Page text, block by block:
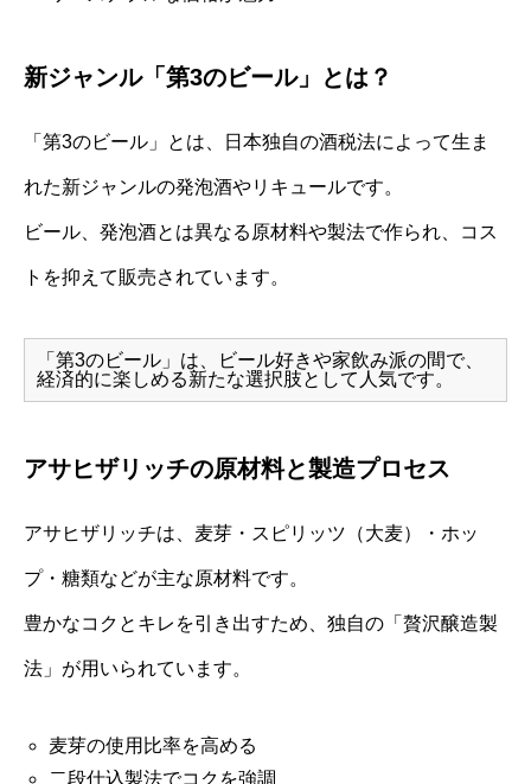
新ジャンル「第3のビール」とは？
「第3のビール」とは、日本独自の酒税法によって生ま
れた新ジャンルの発泡酒やリキュールです。
ビール、発泡酒とは異なる原材料や製法で作られ、コス
トを抑えて販売されています。
「第3のビール」は、ビール好きや家飲み派の間で、
経済的に楽しめる新たな選択肢として人気です。
アサヒザリッチの原材料と製造プロセス
アサヒザリッチは、麦芽・スピリッツ（大麦）・ホッ
プ・糖類などが主な原材料です。
豊かなコクとキレを引き出すため、独自の「贅沢醸造製
法」が用いられています。
麦芽の使用比率を高める
二段仕込製法でコクを強調